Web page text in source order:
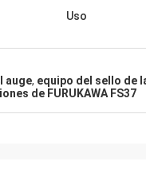
proveedor, y siempre el
profesionales, las
Uso
auge, equipo del sello de
de FURUKAWA FS37